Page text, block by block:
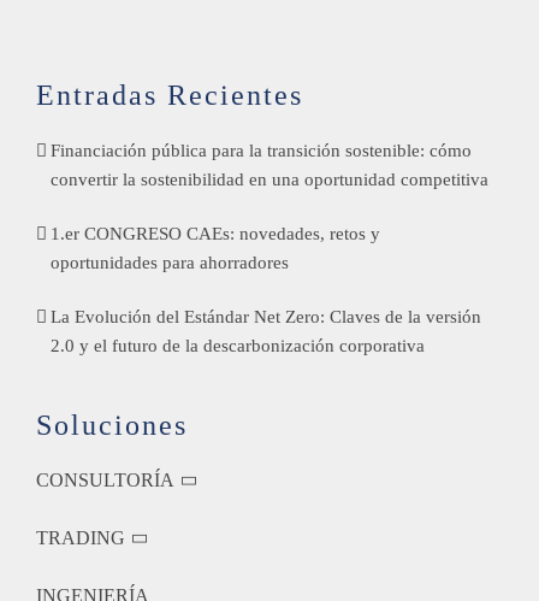
Entradas Recientes
Financiación pública para la transición sostenible: cómo
convertir la sostenibilidad en una oportunidad competitiva
1.er CONGRESO CAEs: novedades, retos y
oportunidades para ahorradores
La Evolución del Estándar Net Zero: Claves de la versión
2.0 y el futuro de la descarbonización corporativa
Soluciones
CONSULTORÍA
TRADING
INGENIERÍA